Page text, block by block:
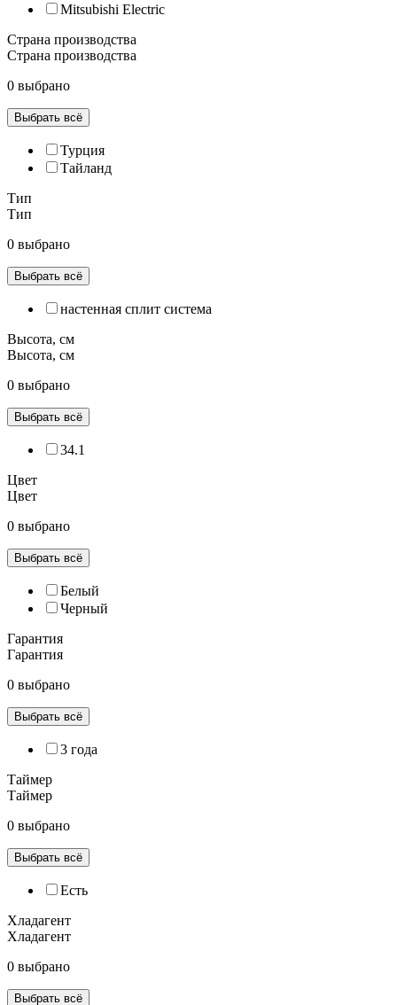
Mitsubishi Electric
Страна производства
Страна производства
0 выбрано
Выбрать всё
Турция
Тайланд
Тип
Тип
0 выбрано
Выбрать всё
настенная сплит система
Высота, см
Высота, см
0 выбрано
Выбрать всё
34.1
Цвет
Цвет
0 выбрано
Выбрать всё
Белый
Черный
Гарантия
Гарантия
0 выбрано
Выбрать всё
3 года
Таймер
Таймер
0 выбрано
Выбрать всё
Есть
Хладагент
Хладагент
0 выбрано
Выбрать всё